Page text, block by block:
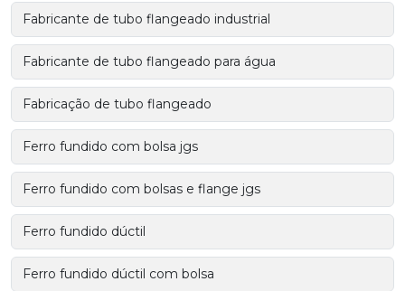
Fabricante de tubo flangeado industrial
Fabricante de tubo flangeado para água
Fabricação de tubo flangeado
Ferro fundido com bolsa jgs
Ferro fundido com bolsas e flange jgs
Ferro fundido dúctil
Ferro fundido dúctil com bolsa